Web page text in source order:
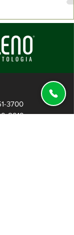
3700
8919